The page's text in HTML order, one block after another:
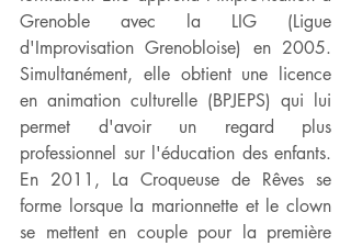
Grenoble avec la LIG (Ligue
d'Improvisation Grenobloise) en 2005.
Simultanément, elle obtient une licence
en animation culturelle (BPJEPS) qui lui
permet d'avoir un regard plus
professionnel sur l'éducation des enfants.
En 2011, La Croqueuse de Rêves se
forme lorsque la marionnette et le clown
se mettent en couple pour la première